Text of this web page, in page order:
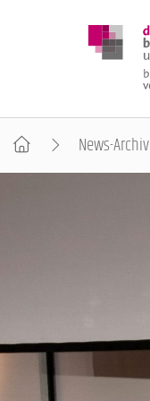
PUBLIKATIONEN
News-Archiv